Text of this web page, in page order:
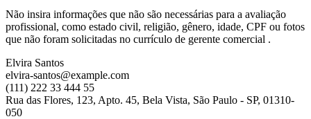
Não insira informações que não são necessárias para a avaliação
profissional, como estado civil, religião, gênero, idade, CPF ou fotos
que não foram solicitadas no currículo de gerente comercial .
Elvira Santos
elvira-santos@example.com
(111) 222 33 444 55
Rua das Flores, 123, Apto. 45, Bela Vista, São Paulo - SP, 01310-
050